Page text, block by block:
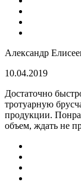
Александр
10.04.2019
Достаточно
тротуарную
продукции.
объем, ждать не